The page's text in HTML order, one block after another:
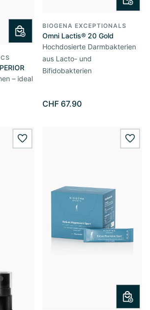
– ideal
BIOGENA EXCEPTIONALS
Omni Lactis® 20 Gold
Hochdosierte Darmbakterien
aus Lacto- und
Bifidobakterien
CHF 67.90
wishlist.add